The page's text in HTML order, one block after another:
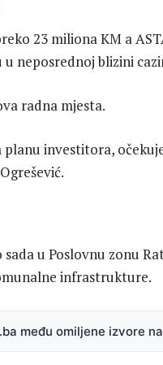
23 miliona KM a
neposrednoj blizini
radna mjesta.
investitora,
sada u Poslovnu zonu
infrastrukture.
među omiljene izvore